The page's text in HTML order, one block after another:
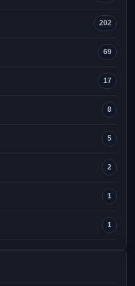
202
69
17
8
5
2
1
1